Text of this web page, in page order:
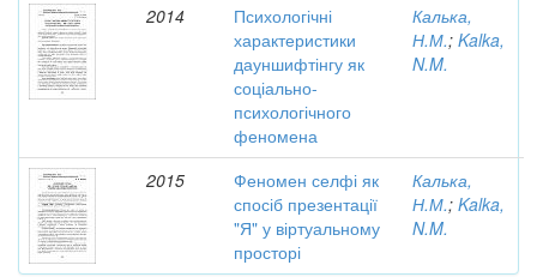
2014
Психологічні
характеристики
дауншифтінгу як
соціально-
психологічного
феномена
Калька,
Н.М.; Kalka,
N.M.
2015
Феномен селфі як
спосіб презентації
"Я" у віртуальному
просторі
Калька,
Н.М.; Kalka,
N.M.